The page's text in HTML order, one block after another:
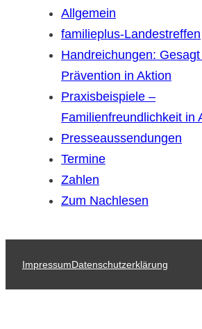
Allgemein
familieplus-Landestreffen
Handreichungen:
Prävention in Aktion
Praxisbeispiele –
Familienfreundlichkeit in
Presseaussendungen
Termine
Zahlen
Zum Nachlesen
ImpressumDatenschutzerklärung